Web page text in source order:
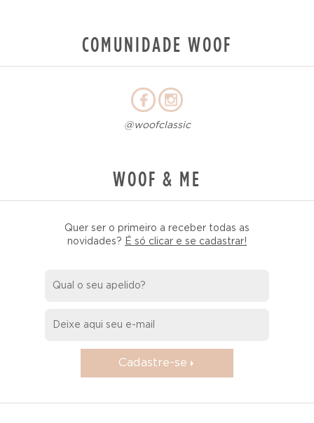
COMUNIDADE WOOF
@woofclassic
WOOF & ME
Quer ser o primeiro a receber todas as
novidades? É só clicar e se cadastrar!
Cadastre-se